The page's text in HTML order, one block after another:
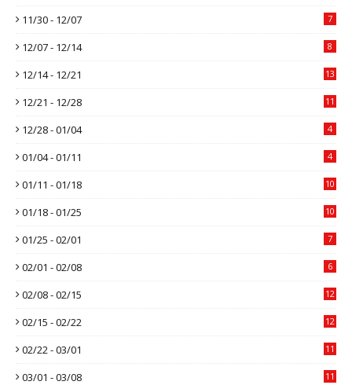
11/30 - 12/07 7
12/07 - 12/14 8
12/14 - 12/21 13
12/21 - 12/28 11
12/28 - 01/04 4
01/04 - 01/11 4
01/11 - 01/18 10
01/18 - 01/25 10
01/25 - 02/01 7
02/01 - 02/08 6
02/08 - 02/15 12
02/15 - 02/22 12
02/22 - 03/01 11
03/01 - 03/08 11